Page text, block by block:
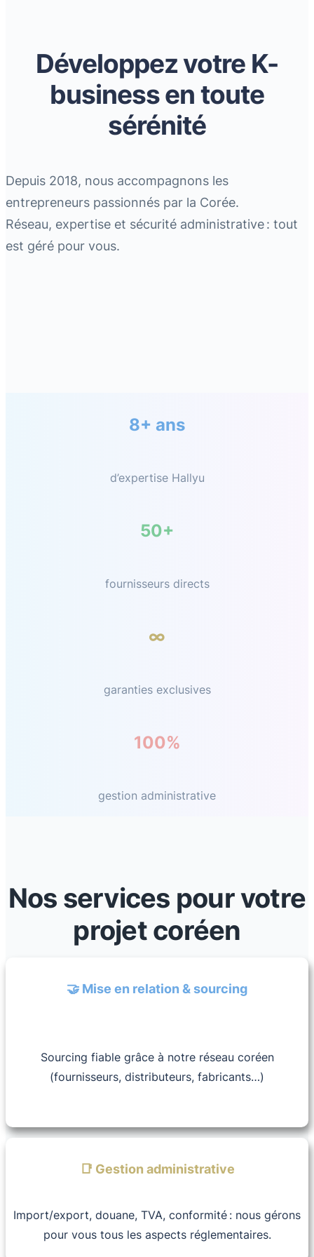
Développez votre K-
business en toute
sérénité
Depuis 2018, nous accompagnons les
entrepreneurs passionnés par la Corée.
Réseau, expertise et sécurité administrative : tout
est géré pour vous.
8+ ans
d’expertise Hallyu
50+
fournisseurs directs
∞
garanties exclusives
100%
gestion administrative
Nos services pour votre
projet coréen
🤝 Mise en relation & sourcing
Sourcing fiable grâce à notre réseau coréen
(fournisseurs, distributeurs, fabricants…)
📑 Gestion administrative
Import/export, douane, TVA, conformité : nous gérons
pour vous tous les aspects réglementaires.